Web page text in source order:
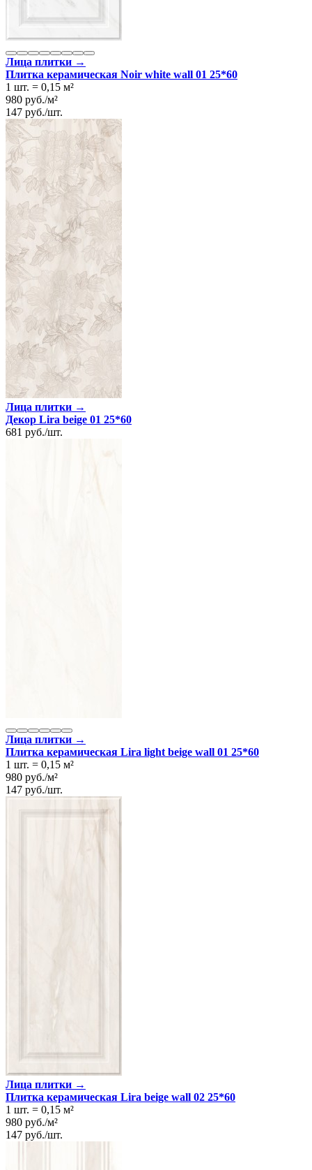
Лица плитки →
Плитка керамическая Noir white wall 01 25*60
1 шт. = 0,15 м²
980 руб./м²
147 руб./шт.
Лица плитки →
Декор Lira beige 01 25*60
681 руб./шт.
Лица плитки →
Плитка керамическая Lira light beige wall 01 25*60
1 шт. = 0,15 м²
980 руб./м²
147 руб./шт.
Лица плитки →
Плитка керамическая Lira beige wall 02 25*60
1 шт. = 0,15 м²
980 руб./м²
147 руб./шт.